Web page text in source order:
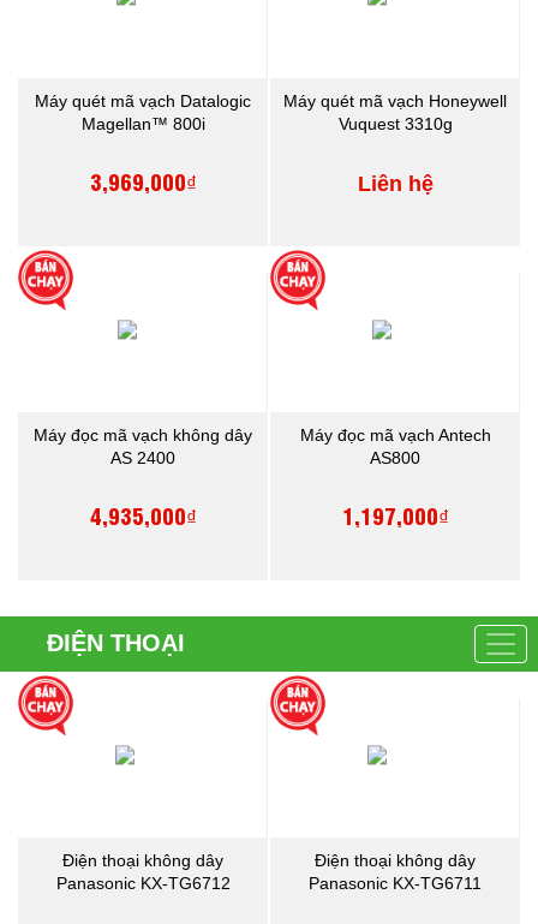
Máy quét mã vạch Datalogic
Magellan™ 800i
3,969,000₫
Máy quét mã vạch Honeywell
Vuquest 3310g
Liên hệ
Máy đọc mã vạch không dây
AS 2400
4,935,000₫
Máy đọc mã vạch Antech
AS800
1,197,000₫
ĐIỆN THOẠI
Điện thoại không dây
Panasonic KX-TG6712
Điện thoại không dây
Panasonic KX-TG6711